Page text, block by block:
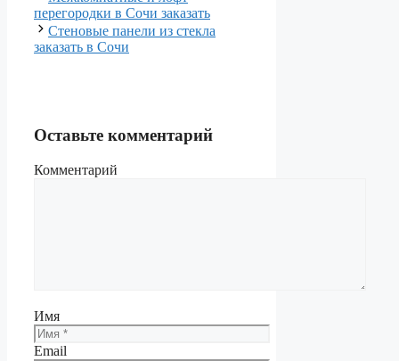
перегородки в Сочи заказать
Стеновые панели из стекла
заказать в Сочи
Оставьте комментарий
Комментарий
Имя
Email